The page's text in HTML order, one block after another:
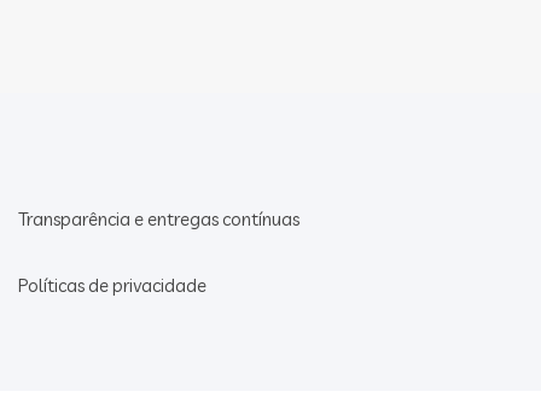
Transparência e entregas contínuas
Políticas de privacidade